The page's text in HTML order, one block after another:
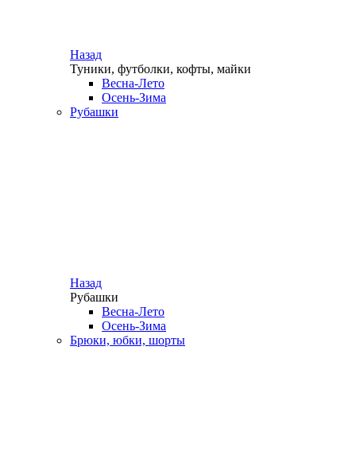
Назад
Туники, футболки, кофты, майки
Весна-Лето
Осень-Зима
Рубашки
Назад
Рубашки
Весна-Лето
Осень-Зима
Брюки, юбки, шорты